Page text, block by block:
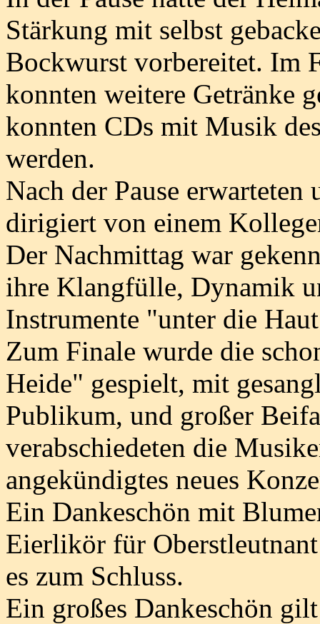
Stärkung mit selbst
Bockwurst vorbereitet. Im
konnten weitere Getränke
konnten CDs mit Musik
werden.
Nach der Pause
dirigiert von einem
Der Nachmittag war
ihre Klangfülle, Dynamik
Instrumente "unter die
Zum Finale wurde die
Heide" gespielt, mit
Publikum, und großer
verabschiedeten die
angekündigtes neues
Ein Dankeschön mit
Eierlikör für
es zum Schluss.
Ein großes Dankeschön